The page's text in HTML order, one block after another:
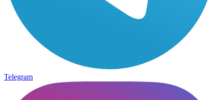
Telegram